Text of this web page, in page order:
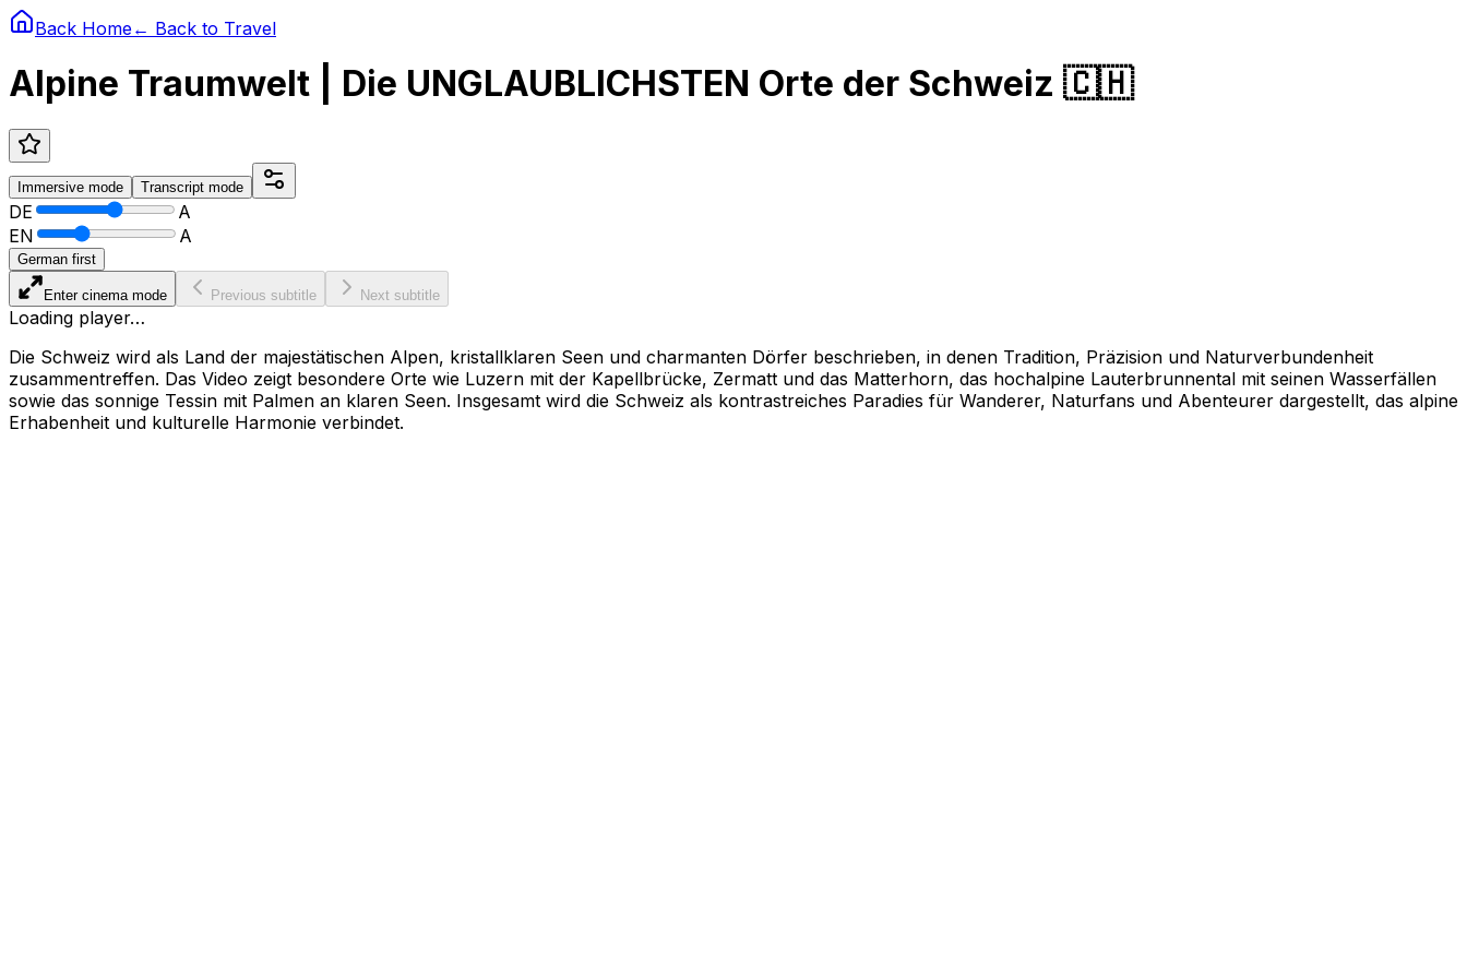
Back Home← Back to Travel
Alpine Traumwelt | Die UNGLAUBLICHSTEN Orte der Schweiz 🇨🇭
Immersive mode Transcript mode
DE
A
EN
A
German first
Enter cinema mode Previous subtitle Next subtitle
Loading player…
Die Schweiz wird als Land der majestätischen Alpen, kristallklaren Seen und charmanten Dörfer beschrieben, in denen Tradition, Präzision und Naturverbundenheit
zusammentreffen. Das Video zeigt besondere Orte wie Luzern mit der Kapellbrücke, Zermatt und das Matterhorn, das hochalpine Lauterbrunnental mit seinen Wasserfällen
sowie das sonnige Tessin mit Palmen an klaren Seen. Insgesamt wird die Schweiz als kontrastreiches Paradies für Wanderer, Naturfans und Abenteurer dargestellt, das alpine
Erhabenheit und kulturelle Harmonie verbindet.